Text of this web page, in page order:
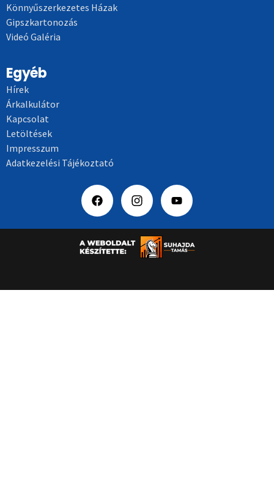
Könnyűszerkezetes Házak
Gipszkartonozás
Videó Galéria
Egyéb
Hírek
Árkalkulátor
Kapcsolat
Letöltések
Impresszum
Adatkezelési Tájékoztató